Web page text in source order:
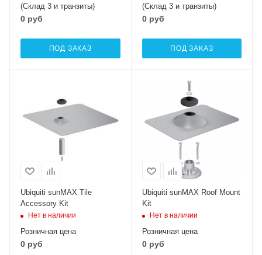
(Склад 3 и транзиты)
0 руб
ПОД ЗАКАЗ
(Склад 3 и транзиты)
0 руб
ПОД ЗАКАЗ
Ubiquiti sunMAX Tile
Accessory Kit
Нет в наличии
Розничная цена
0 руб
Ubiquiti sunMAX Roof Mount
Kit
Нет в наличии
Розничная цена
0 руб